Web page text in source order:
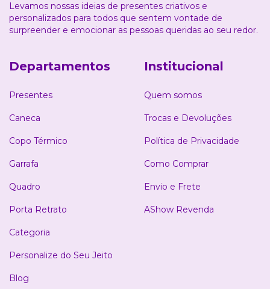
Levamos nossas ideias de presentes criativos e
personalizados para todos que sentem vontade de
surpreender e emocionar as pessoas queridas ao seu redor.
Departamentos
Presentes
Caneca
Copo Térmico
Garrafa
Quadro
Porta Retrato
Categoria
Personalize do Seu Jeito
Blog
Institucional
Quem somos
Trocas e Devoluções
Política de Privacidade
Como Comprar
Envio e Frete
AShow Revenda